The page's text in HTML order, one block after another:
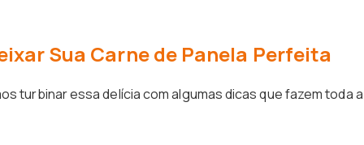
Sua Carne de Panela Perfeita
turbinar essa delícia com algumas dicas que fazem toda a